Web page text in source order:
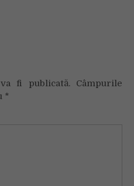
fi publicată.Câmpurile
*